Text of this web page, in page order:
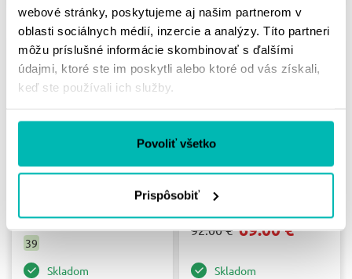
webové stránky, poskytujeme aj našim partnerom v
oblasti sociálnych médií, inzercie a analýzy. Títo partneri
môžu príslušné informácie skombinovať s ďalšími
údajmi, ktoré ste im poskytli alebo ktoré od vás získali,
keď ste používali ich služby.
Povoliť všetko
Prispôsobiť
-31%
129.00 € 89.00 €
39
Skladom
-25%
"41"
92.00 € 69.00 €
Skladom